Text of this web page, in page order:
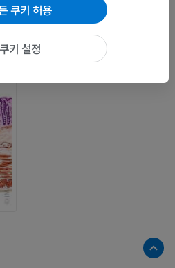
쿠키 허용
쿠키 설정